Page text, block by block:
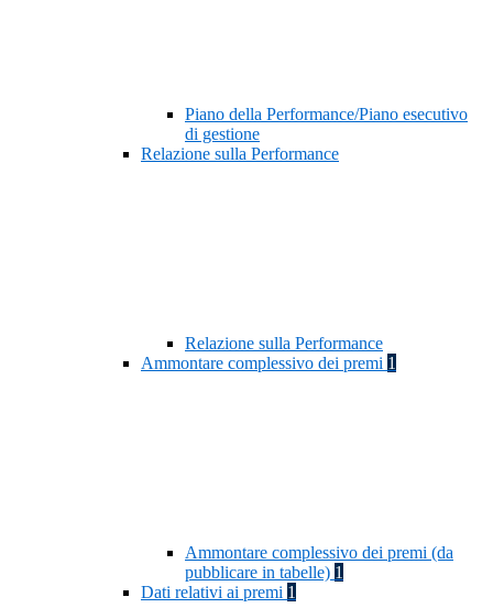
Piano della Performance/Piano esecutivo
di gestione
Relazione sulla Performance
Relazione sulla Performance
Ammontare complessivo dei premi 1
Ammontare complessivo dei premi (da
pubblicare in tabelle) 1
Dati relativi ai premi 1